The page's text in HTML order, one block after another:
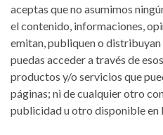
aceptas que no asumimos
el contenido, informaciones,
emitan, publiquen o
puedas acceder a través de
productos y/o servicios que
páginas; ni de cualquier otro
publicidad u otro disponible en